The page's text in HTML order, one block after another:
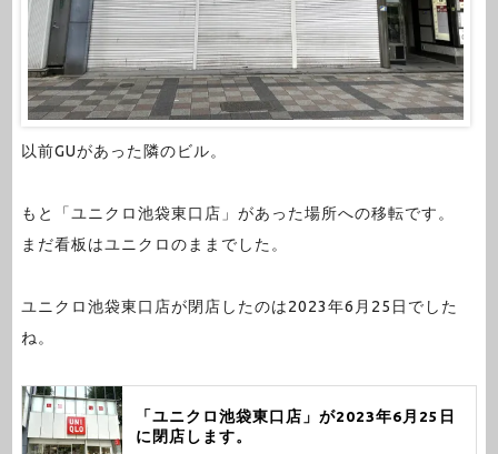
以前GUがあった隣のビル。
もと「ユニクロ池袋東口店」があった場所への移転です。
まだ看板はユニクロのままでした。
ユニクロ池袋東口店が閉店したのは2023年6月25日でした
ね。
「ユニクロ池袋東口店」が2023年6月25日
に閉店します。